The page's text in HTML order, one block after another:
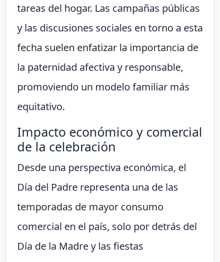
tareas del hogar. Las campañas públicas
y las discusiones sociales en torno a esta
fecha suelen enfatizar la importancia de
la paternidad afectiva y responsable,
promoviendo un modelo familiar más
equitativo.
Impacto económico y comercial
de la celebración
Desde una perspectiva económica, el
Día del Padre representa una de las
temporadas de mayor consumo
comercial en el país, solo por detrás del
Día de la Madre y las fiestas